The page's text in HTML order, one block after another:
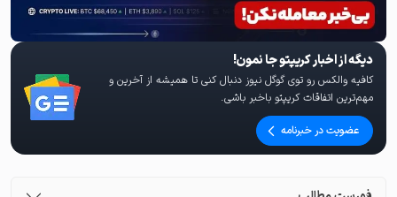
دیگه از اخبار کریپتو جا نمون!
کافیه والکس رو توی گوگل نیوز دنبال کنی تا همیشه از آخرین و
مهم‌ترین اتفاقات کریپتو باخبر باشی.
عضویت در خبرنامه